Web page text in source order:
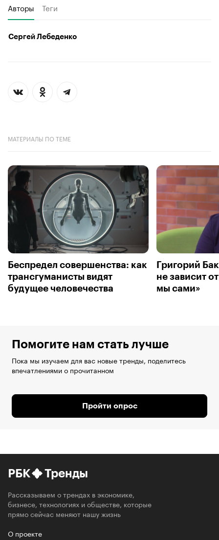
Авторы Теги
Сергей Лебеденко
МАТЕРИАЛЫ ПО ТЕМЕ
Беспредел совершенства: как
трансгуманисты видят
будущее человечества
Григорий
не зависит
мы сами»
Помогите нам стать лучше
Пока мы изучаем для вас новые тренды, поделитесь
впечатлениями о прочитанном
Пройти опрос
РБК Тренды
Рассказываем о трендах в экономике,
бизнесе, технологиях и обществе, которые
прямо сейчас меняют нашу жизнь
О проекте